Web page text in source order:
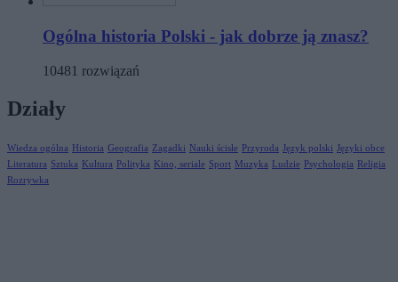
Ogólna historia Polski - jak dobrze ją znasz?
10481 rozwiązań
Działy
Wiedza ogólna Historia Geografia Zagadki Nauki ścisłe Przyroda Język polski Języki obce
Literatura Sztuka Kultura Polityka Kino, seriale Sport Muzyka Ludzie Psychologia
Religia
Rozrywka